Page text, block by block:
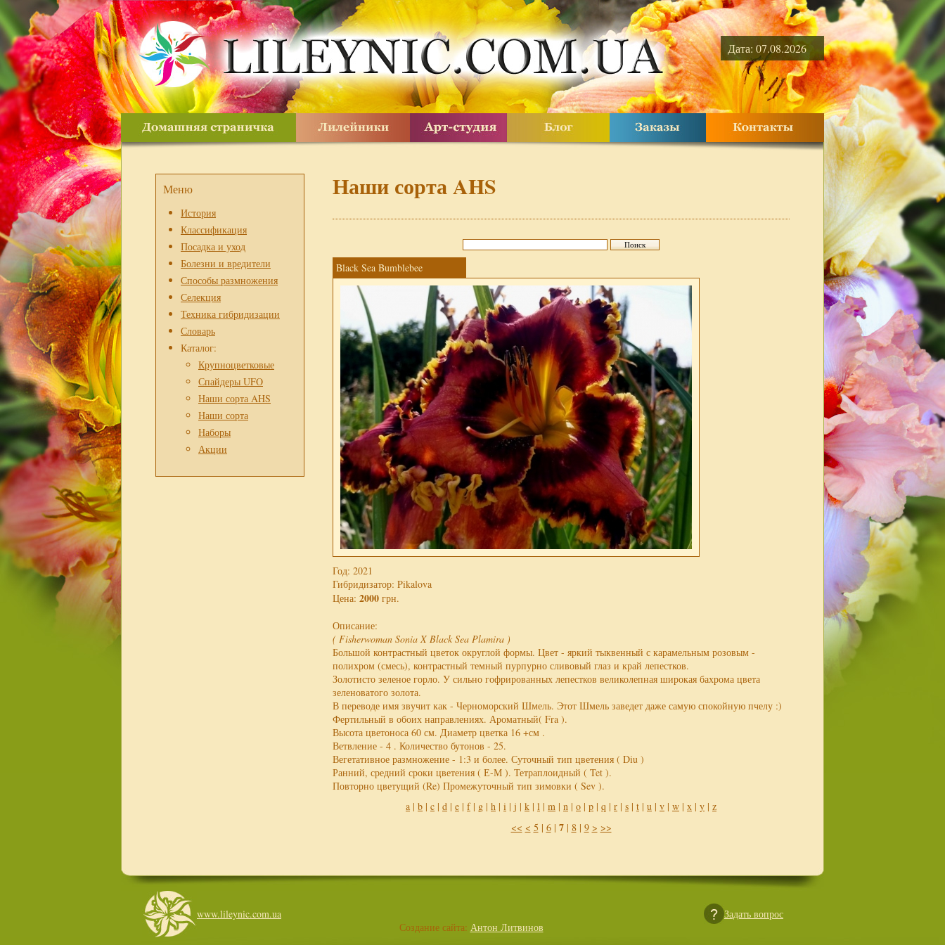
Дата: 07.08.2026
Меню
История
Классификация
Посадка и уход
Болезни и вредители
Способы размножения
Селекция
Техника гибридизации
Словарь
Каталог:
Крупноцветковые
Спайдеры UFO
Наши сорта AHS
Наши сорта
Наборы
Акции
Наши сорта AHS
Black Sea Bumblebee
Год: 2021
Гибридизатор: Pikalova
Цена: 2000 грн.
Описание:
( Fisherwoman Sonia X Black Sea Plamira )
Большой контрастный цветок округлой формы. Цвет - яркий тыквенный с карамельным розовым -
полихром (смесь), контрастный темный пурпурно сливовый глаз и край лепестков.
Золотисто зеленое горло. У сильно гофрированных лепестков великолепная широкая бахрома цвета
зеленоватого золота.
В переводе имя звучит как - Черноморский Шмель. Этот Шмель заведет даже самую спокойную пчелу :)
Фертильный в обоих направлениях. Ароматный( Fra ).
Высота цветоноса 60 см. Диаметр цветка 16 +см .
Ветвление - 4 . Количество бутонов - 25.
Вегетативное размножение - 1:3 и более. Суточный тип цветения ( Diu )
Ранний, средний сроки цветения ( Е-М ). Тетраплоидный ( Tet ).
Повторно цветущий (Re) Промежуточный тип зимовки ( Sev ).
a | b | c | d | e | f| g | h | i | j | k | l | m | n | o | p | q | r | s | t | u | v | w | x | y | z
<< < 5 | 6| 7| 8| 9 > >>
www.lileynic.com.ua
Создание сайта: Антон Литвинов
Задать вопрос